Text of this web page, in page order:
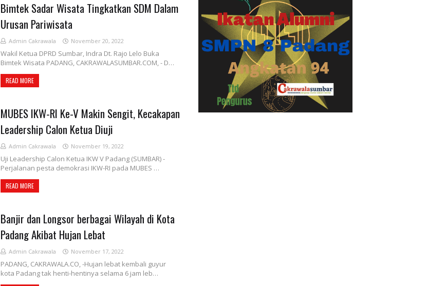
Bimtek Sadar Wisata Tingkatkan SDM Dalam
Urusan Pariwisata
Admin Cakrawala November 20, 2022
Wakil Ketua DPRD Sumbar, Indra Dt. Rajo Lelo Buka
Bimtek Wisata PADANG, CAKRAWALASUMBAR.COM, - D…
READ MORE
MUBES IKW-RI Ke-V Makin Sengit, Kecakapan
Leadership Calon Ketua Diuji
Admin Cakrawala November 19, 2022
Uji Leadership Calon Ketua IKW V Padang (SUMBAR) -
Perjalanan pesta demokrasi IKW-RI pada MUBES …
READ MORE
Banjir dan Longsor berbagai Wilayah di Kota
Padang Akibat Hujan Lebat
Admin Cakrawala November 17, 2022
PADANG, CAKRAWALA.CO, -Hujan lebat kembali guyur
kota Padang tak henti-hentinya selama 6 jam leb…